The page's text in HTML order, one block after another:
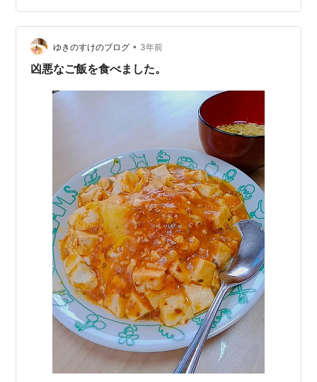
なくなるほどおいしい！！ その辺のパン屋さんよりおい
しいです（怒られる（笑）） 耳の際際までバターを塗る
ことがポイントらしい。 てかね、今年31歳になる男がこ
んな豆に作ってくれることが尊い、、 優しいありがと
ゆきのすけのブログ • 3年前
凶悪なご飯を食べました。